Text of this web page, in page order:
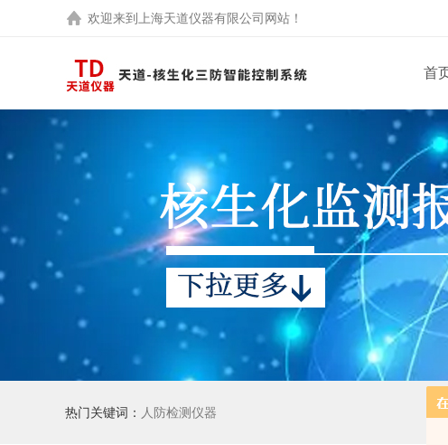
欢迎来到 上海天道仪器有限公司 网站！
首
热门关键词： 人防检测仪器